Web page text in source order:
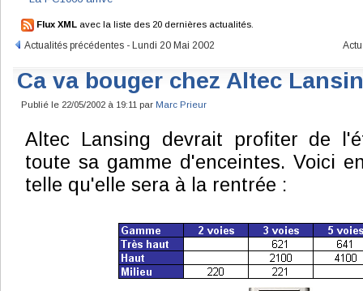
Flux XML avec la liste des 20 dernières actualités.
Actualités précédentes - Lundi 20 Mai 2002
Ca va bouger chez Altec
Publié le 22/05/2002 à 19:11 par Marc Prieur
Altec Lansing devrait profiter de
toute sa gamme d'enceintes. Voici
telle qu'elle sera à la rentrée :